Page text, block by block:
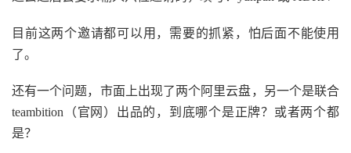
目前这两个邀请都可以用，需要的抓紧，怕后面不能使用
了。
还有一个问题，市面上出现了两个阿里云盘，另一个是联合
teambition（官网）出品的，到底哪个是正牌？或者两个都
是？